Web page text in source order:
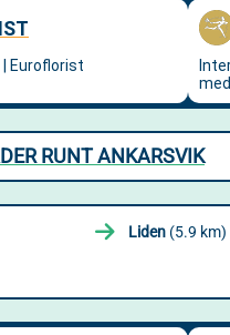
RUNT ANKARSVIK
Liden(5.9 km)